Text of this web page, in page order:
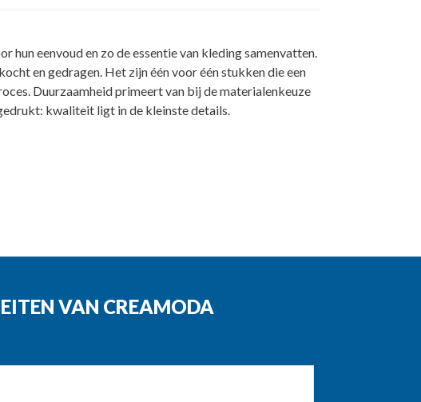
eenvoud en zo de essentie van kleding samenvatten.
en gedragen. Het zijn één voor één stukken die een
Duurzaamheid primeert van bij de materialenkeuze
kwaliteit ligt in de kleinste details.
VAN CREAMODA